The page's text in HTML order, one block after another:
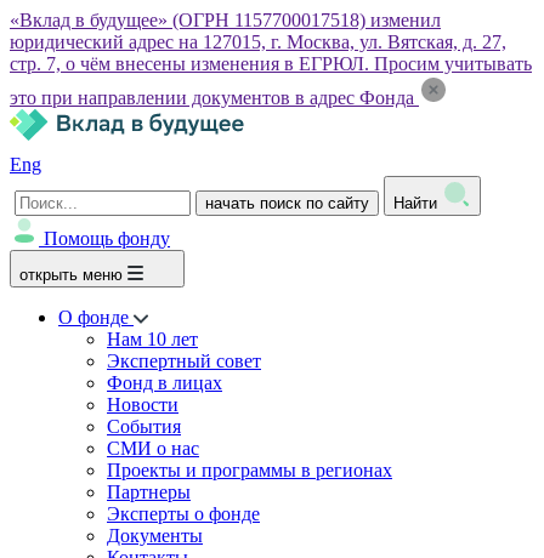
«Вклад в будущее» (ОГРН 1157700017518) изменил
юридический адрес на 127015, г. Москва, ул. Вятская, д. 27,
стр. 7, о чём внесены изменения в ЕГРЮЛ. Просим учитывать
это при направлении документов в адрес Фонда
Eng
начать поиск по сайту Найти
Помощь фонду
открыть меню
О фонде
Нам 10 лет
Экспертный совет
Фонд в лицах
Новости
События
СМИ о нас
Проекты и программы в регионах
Партнеры
Эксперты о фонде
Документы